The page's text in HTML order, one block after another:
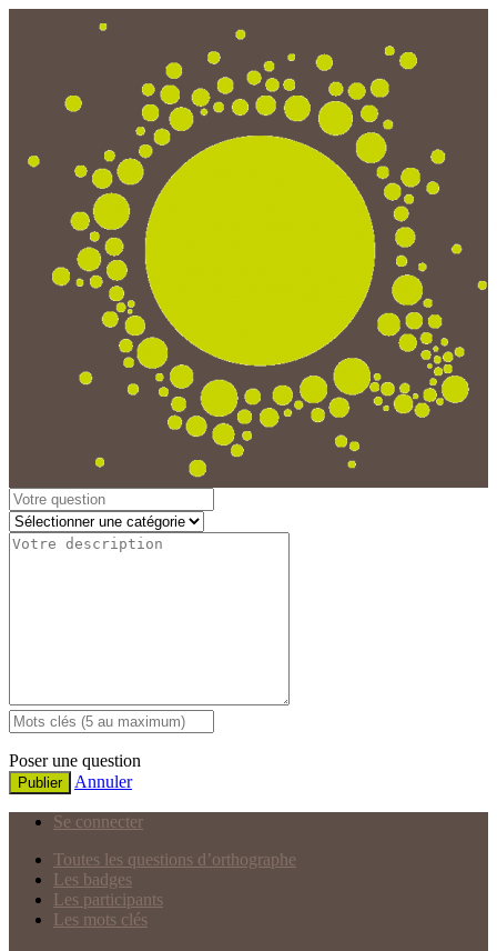
Poser une question
Publier Annuler
Se connecter
Toutes les questions d’orthographe
Les badges
Les participants
Les mots clés